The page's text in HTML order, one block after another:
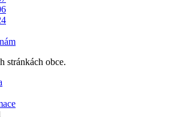
stránkách obce.